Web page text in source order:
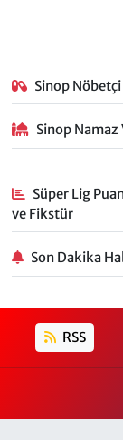
Sinop
Sinop
Süper Lig
ve Fikstür
Son Dakika
RSS